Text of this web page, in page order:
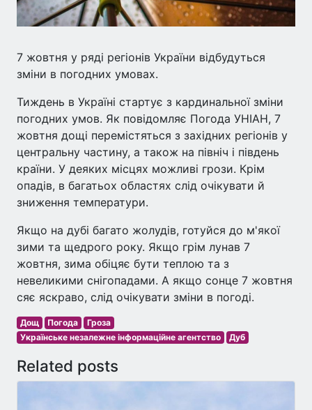
7 жовтня у ряді регіонів України відбудуться
зміни в погодних умовах.
Тиждень в Україні стартує з кардинальної зміни
погодних умов. Як повідомляє Погода УНІАН, 7
жовтня дощі перемістяться з західних регіонів у
центральну частину, а також на північ і південь
країни. У деяких місцях можливі грози. Крім
опадів, в багатьох областях слід очікувати й
зниження температури.
Якщо на дубі багато жолудів, готуйся до м'якої
зими та щедрого року. Якщо грім лунав 7
жовтня, зима обіцяє бути теплою та з
невеликими снігопадами. А якщо сонце 7 жовтня
сяє яскраво, слід очікувати зміни в погоді.
Дощ Погода
Гроза
Українське незалежне інформаційне агентство
Дуб
Related posts